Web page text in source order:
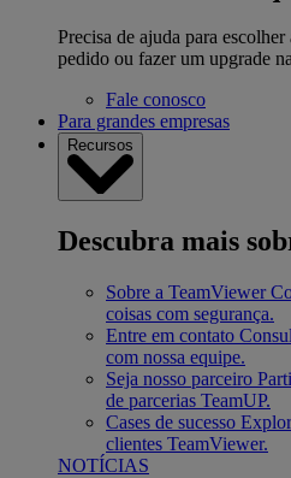
Precisa de ajuda para
pedido ou fazer um upgrade
Fale conosco
Para grandes empresas
Recursos
Descubra mais
Sobre a TeamViewer
coisas com segurança.
Entre em contato
com nossa equipe.
Seja nosso parceiro
de parcerias TeamUP.
Cases de sucesso
clientes TeamViewer.
NOTÍCIAS